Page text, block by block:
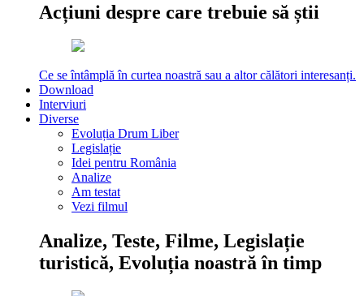
Acțiuni despre care trebuie să știi
Ce se întâmplă în curtea noastră sau a altor călători interesanți.
Download
Interviuri
Diverse
Evoluția Drum Liber
Legislație
Idei pentru România
Analize
Am testat
Vezi filmul
Analize, Teste, Filme, Legislație
turistică, Evoluția noastră în timp